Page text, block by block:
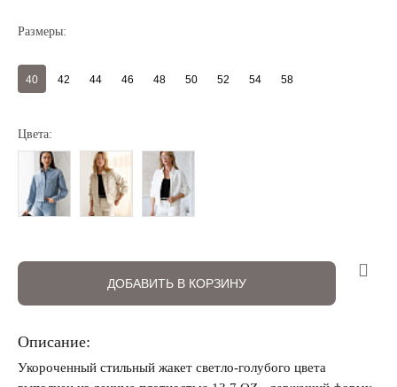
Размеры:
40 42 44 46 48 50 52 54 58
Цвета:
ДОБАВИТЬ В КОРЗИНУ
Описание:
Укороченный стильный жакет светло-голубого цвета